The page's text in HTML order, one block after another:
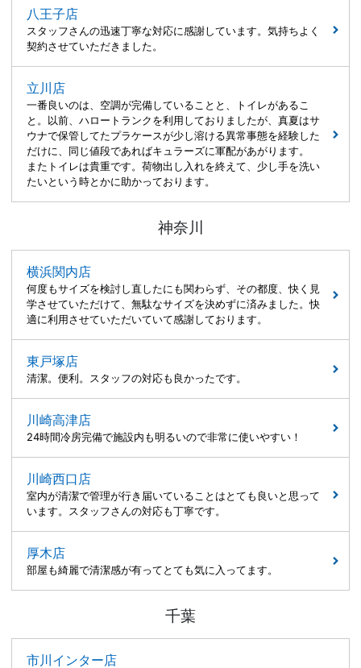
八王子店
スタッフさんの迅速丁寧な対応に感謝しています。気持ちよく
契約させていただきました。
立川店
一番良いのは、空調が完備していることと、トイレがあるこ
と。以前、ハロートランクを利用しておりましたが、真夏はサ
ウナで保管してたプラケースが少し溶ける異常事態を経験した
だけに、同じ値段であればキュラーズに軍配があがります。
またトイレは貴重です。荷物出し入れを終えて、少し手を洗い
たいという時とかに助かっております。
神奈川
横浜関内店
何度もサイズを検討し直したにも関わらず、その都度、快く見
学させていただけて、無駄なサイズを決めずに済みました。快
適に利用させていただいていて感謝しております。
東戸塚店
清潔。便利。スタッフの対応も良かったです。
川崎高津店
24時間冷房完備で施設内も明るいので非常に使いやすい！
川崎西口店
室内が清潔で管理が行き届いていることはとても良いと思って
います。スタッフさんの対応も丁寧です。
厚木店
部屋も綺麗で清潔感が有ってとても気に入ってます。
千葉
市川インター店